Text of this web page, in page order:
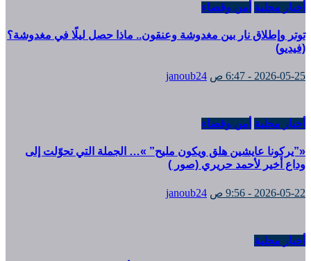
أخبار محلية أمن وقضاء
توتر وإطلاق نار بين مغدوشة وعنقون.. ماذا حصل ليلًا في مغدوشة؟
(فيديو)
2026-05-25 - 6:47 ص janoub24
أخبار محلية أمن وقضاء
«”يركونا عايشين هلق ويكون مليح” »… الجملة التي تحوّلت إلى
وداع أخير لأحمد حريري (صور )
2026-05-22 - 9:56 ص janoub24
أخبار محلية